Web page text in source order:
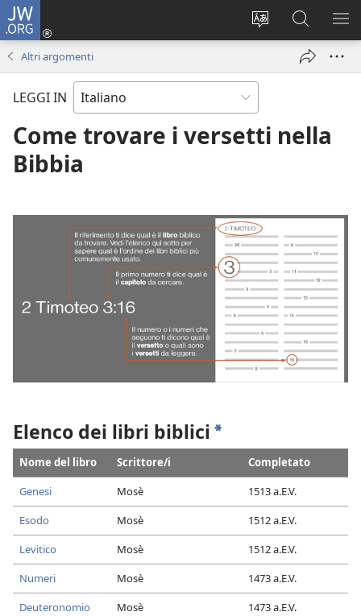
JW.ORG
Modificare
Accedi
(apre
finestra)
Cerca
in
JW.ORG
Altri argomenti
LEGGI IN
Come trovare i versetti nella
Bibbia
Elenco dei libri biblici a
Nome del libro Scrittore/i
Completato
Genesi
Mosè
1513 a.E.V.
Esodo
Mosè
1512 a.E.V.
Levitico
Mosè
1512 a.E.V.
Numeri
Mosè
1473 a.E.V.
Deuteronomio
Mosè
1473 a.E.V.